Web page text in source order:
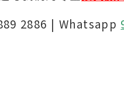
2886 | Whatsapp